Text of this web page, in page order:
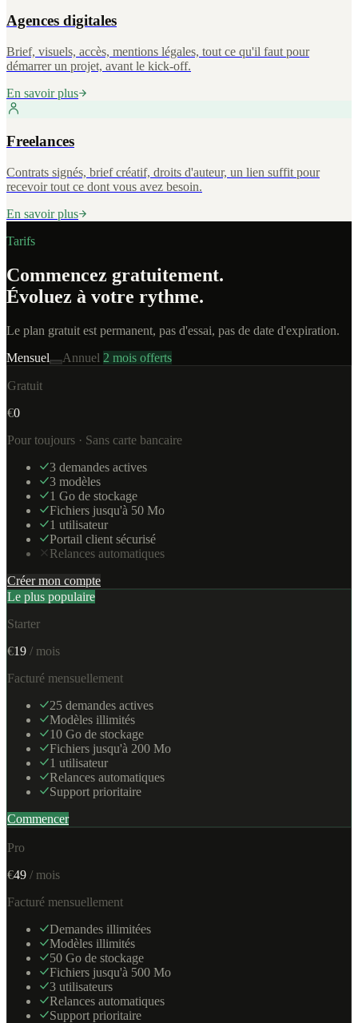
Agences digitales
Brief, visuels, accès, mentions légales, tout ce qu'il faut pour
démarrer un projet, avant le kick-off.
En savoir plus
Freelances
Contrats signés, brief créatif, droits d'auteur, un lien suffit pour
recevoir tout ce dont vous avez besoin.
En savoir plus
Tarifs
Commencez gratuitement.
Évoluez à votre rythme.
Le plan gratuit est permanent, pas d'essai, pas de date d'expiration.
Mensuel
Annuel 2 mois offerts
Gratuit
€0
Pour toujours · Sans carte bancaire
3 demandes actives
3 modèles
1 Go de stockage
Fichiers jusqu'à 50 Mo
1 utilisateur
Portail client sécurisé
Relances automatiques
Créer mon compte
Le plus populaire
Starter
€19 / mois
Facturé mensuellement
25 demandes actives
Modèles illimités
10 Go de stockage
Fichiers jusqu'à 200 Mo
1 utilisateur
Relances automatiques
Support prioritaire
Commencer
Pro
€49 / mois
Facturé mensuellement
Demandes illimitées
Modèles illimités
50 Go de stockage
Fichiers jusqu'à 500 Mo
3 utilisateurs
Relances automatiques
Support prioritaire